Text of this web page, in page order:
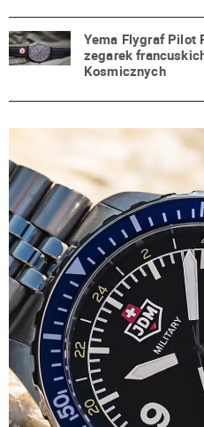
Yema Flygraf Pilot
zegarek
Kosmicznych